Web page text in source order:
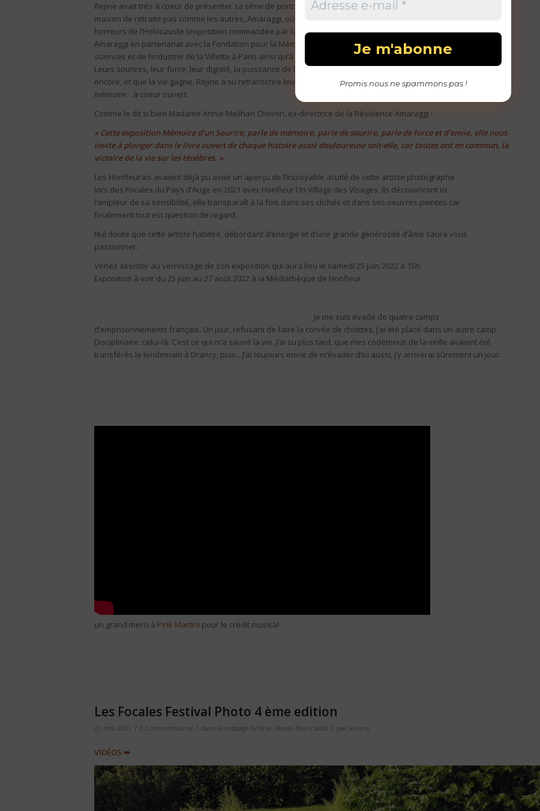
Rejine avait très à coeur de présenter sa série de portraits réalisés en 2019 auprès de résidents d’une
maison de retraite pas comme les autres, Amaraggi, où résident des personnes ayant survécu aux
horreurs de l’Holocauste (exposition commandée par la Fondation Casip-Cojasor – Résidence
Amaraggi en partenariat avec la Fondation pour la Mémoire de la Shoah et exposée à la Cité des
sciences et de l’industrie de la Villette à Paris ainsi qu’à la Mairie de Paris).
Leurs sourires, leur force, leur dignité, la puissance de leur humanité témoignent que tout vit
encore, et que la vie gagne. Rejine a su retranscrire leur vécu et, ce faisant, réaliser un devoir de
mémoire…à coeur ouvert.
Comme le dit si bien Madame Annie Melihan Cheinin, ex-directrice de la Résidence Amaraggi :
« Cette expositionMémoire d’un Sourire, parle de mémoire, parle de sourire, parle de force et d’envie, elle nous
invite à plonger dans le livre ouvert de chaque histoire aussi douloureuse soit-elle, car toutes ont en commun, la
victoire de la vie sur les ténèbres. »
Les Honfleurais avaient déjà pu avoir un aperçu de l’incroyable acuité de cette artiste photographe
lors des Focales du Pays d’Auge en 2021 avec Honfleur Un Village des Visages, ils découvriront ici
l’ampleur de sa sensibilité, elle transparaît à la fois dans ses clichés et dans ses oeuvres peintes car
finalement tout est question de regard.
Nul doute que cette artiste habitée, débordant d’énergie et d’une grande générosité d’âme saura vous
passionner.
Venez assister au vernissage de son exposition qui aura lieu le samedi 25 juin 2022 à 15h.
Exposition à voir du 25 juin au 27 août 2022 à la Médiathèque de Honfleur.
Je me suis évadé de quatre camps
d’emprisonnements français. Un jour, refusant de faire la corvée de chiottes, j’ai été placé dans un autre camp.
Disciplinaire. celui-là. C’est ce qui m’a sauvé la vie. J’ai su plus tard, que mes codétenus de la veille avaient été
transférés le lendemain à Drancy, puis…J’ai toujours envie de m’évader d’ici aussi, j’y arriverai sûrement un jour.
un grand merci à Pink Martini pour le crédit musical
Les Focales Festival Photo 4 ème edition
22 mai 2021 / 0 Commentaires / dans Frontpage Article, News, Non classé / par Rejine
VIDÉOS ➠
Promis nous ne spammons pas !